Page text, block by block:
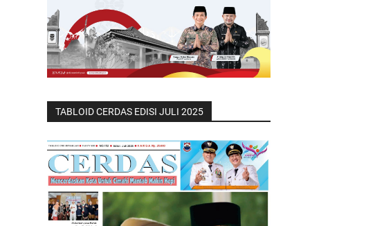
TABLOID CERDAS EDISI JULI 2025